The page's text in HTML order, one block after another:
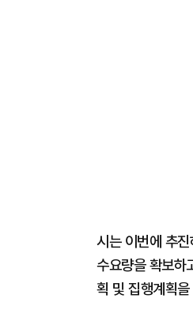
시는 이번에 추
수요량을 확보하
획 및 집행계획